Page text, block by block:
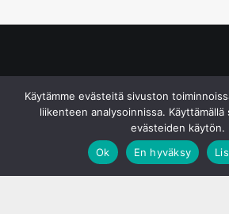
Käytämme evästeitä sivuston
liikenteen analysoinnissa.
evästeiden käytön.
Ok
En hyväksy